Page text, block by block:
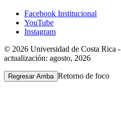
Facebook Institucional
YouTube
Instagram
© 2026 Universidad de Costa Rica -
actualización: agosto, 2026
Regresar Arriba Retorno de foco